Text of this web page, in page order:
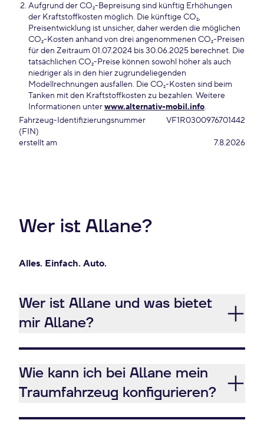
Aufgrund der CO₂-Bepreisung sind künftig Erhöhungen
der Kraftstoffkosten möglich. Die künftige CO₂,
Preisentwicklung ist unsicher, daher werden die möglichen
CO₂-Kosten anhand von drei angenommenen CO₂-Preisen
für den Zeitraum 01.07.2024 bis 30.06.2025 berechnet. Die
tatsächlichen CO₂-Preise können sowohl höher als auch
niedriger als in den hier zugrundeliegenden
Modellrechnungen ausfallen. Die CO₂-Kosten sind beim
Tanken mit den Kraftstoffkosten zu bezahlen. Weitere
Informationen unterwww.alternativ-mobil.info.
Fahrzeug-Identifizierungsnummer
(FIN)
VF1R0300976701442
erstellt am 7.8.2026
Wer ist Allane?
Alles. Einfach. Auto.
Wer ist Allane und was bietet
mir Allane?
Wie kann ich bei Allane mein
Traumfahrzeug konfigurieren?